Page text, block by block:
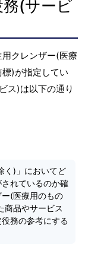
(サービ
クレンザー(医療
)が指定してい
ス)は以下の通り
く)」においてど
れているのか確
(医療用のもの
商品やサービス
務の参考にする